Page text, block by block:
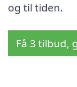
og til tiden.
Få 3 tilbud,